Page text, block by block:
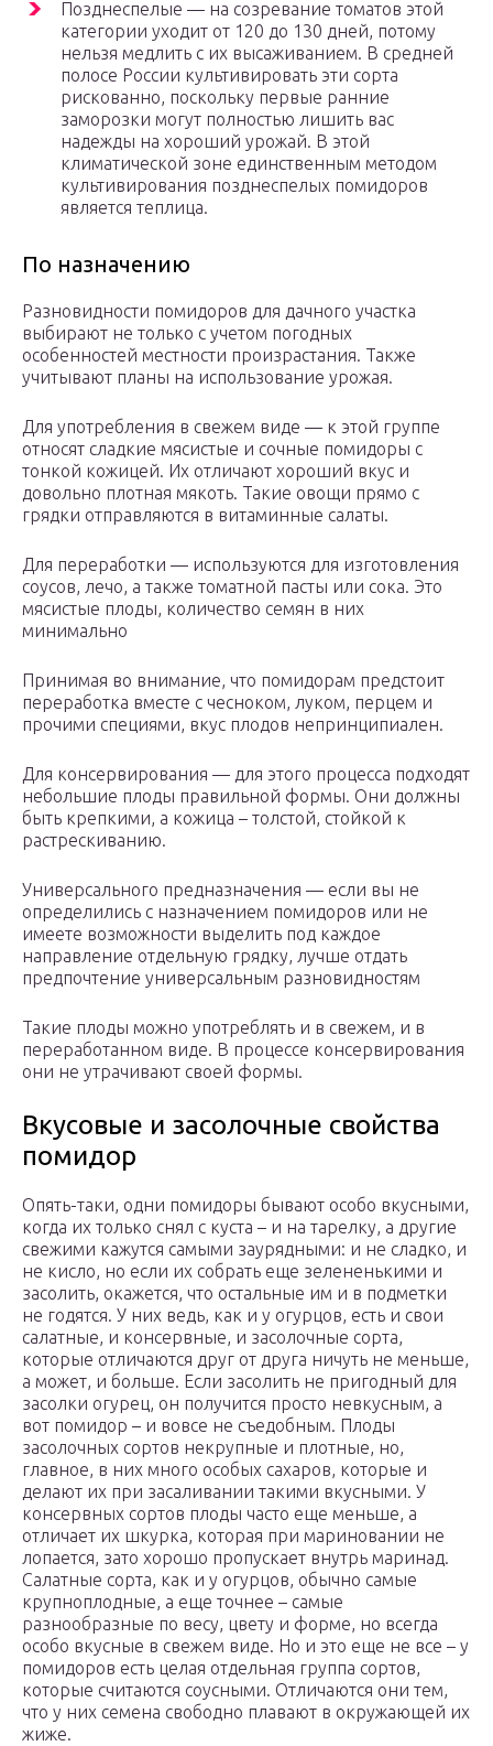
Позднеспелые — на созревание томатов этой
категории уходит от 120 до 130 дней, потому
нельзя медлить с их высаживанием. В средней
полосе России культивировать эти сорта
рискованно, поскольку первые ранние
заморозки могут полностью лишить вас
надежды на хороший урожай. В этой
климатической зоне единственным методом
культивирования позднеспелых помидоров
является теплица.
По назначению
Разновидности помидоров для дачного участка
выбирают не только с учетом погодных
особенностей местности произрастания. Также
учитывают планы на использование урожая.
Для употребления в свежем виде — к этой группе
относят сладкие мясистые и сочные помидоры с
тонкой кожицей. Их отличают хороший вкус и
довольно плотная мякоть. Такие овощи прямо с
грядки отправляются в витаминные салаты.
Для переработки — используются для изготовления
соусов, лечо, а также томатной пасты или сока. Это
мясистые плоды, количество семян в них
минимально
Принимая во внимание, что помидорам предстоит
переработка вместе с чесноком, луком, перцем и
прочими специями, вкус плодов непринципиален.
Для консервирования — для этого процесса подходят
небольшие плоды правильной формы. Они должны
быть крепкими, а кожица – толстой, стойкой к
растрескиванию.
Универсального предназначения — если вы не
определились с назначением помидоров или не
имеете возможности выделить под каждое
направление отдельную грядку, лучше отдать
предпочтение универсальным разновидностям
Такие плоды можно употреблять и в свежем, и в
переработанном виде. В процессе консервирования
они не утрачивают своей формы.
Вкусовые и засолочные свойства
помидор
Опять-таки, одни помидоры бывают особо вкусными,
когда их только снял с куста – и на тарелку, а другие
свежими кажутся самыми заурядными: и не сладко, и
не кисло, но если их собрать еще зелененькими и
засолить, окажется, что остальные им и в подметки
не годятся. У них ведь, как и у огурцов, есть и свои
салатные, и консервные, и засолочные сорта,
которые отличаются друг от друга ничуть не меньше,
а может, и больше. Если засолить не пригодный для
засолки огурец, он получится просто невкусным, а
вот помидор – и вовсе не съедобным. Плоды
засолочных сортов некрупные и плотные, но,
главное, в них много особых сахаров, которые и
делают их при засаливании такими вкусными. У
консервных сортов плоды часто еще меньше, а
отличает их шкурка, которая при мариновании не
лопается, зато хорошо пропускает внутрь маринад.
Салатные сорта, как и у огурцов, обычно самые
крупноплодные, а еще точнее – самые
разнообразные по весу, цвету и форме, но всегда
особо вкусные в свежем виде. Но и это еще не все – у
помидоров есть целая отдельная группа сортов,
которые считаются соусными. Отличаются они тем,
что у них семена свободно плавают в окружающей их
жиже.